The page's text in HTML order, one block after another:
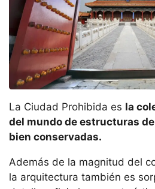
La Ciudad Prohibida es la
del mundo de estructuras
bien conservadas.
Además de la magnitud del
la arquitectura también es